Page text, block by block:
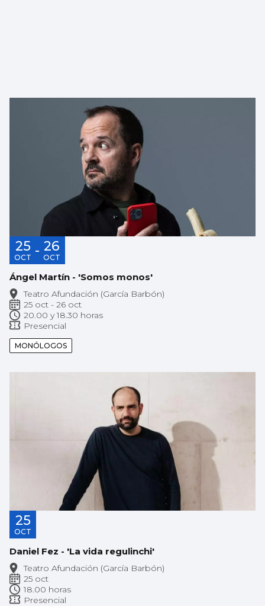
25
OCT - 26
OCT
Ángel Martín - 'Somos monos'
Teatro Afundación (García Barbón)
25 oct - 26 oct
20.00 y 18.30 horas
Presencial
MONÓLOGOS
25
OCT
Daniel Fez - 'La vida regulinchi'
Teatro Afundación (García Barbón)
25 oct
18.00 horas
Presencial